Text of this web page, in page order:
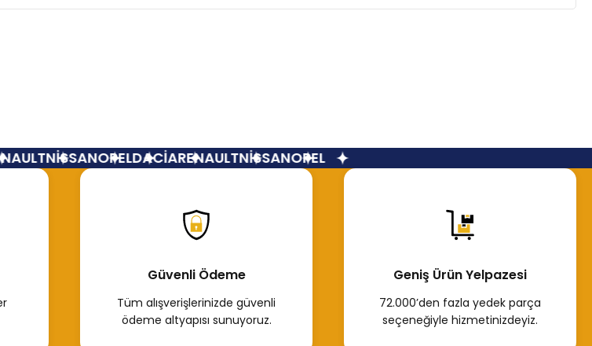
NİSSANOPELDACİARENAULTNİSSANOPEL
Güvenli Ödeme
Tüm alışverişlerinizde güvenli
ödeme altyapısı sunuyoruz.
Geniş Ürün Yelpazesi
72.000’den fazla yedek parça
seçeneğiyle hizmetinizdeyiz.